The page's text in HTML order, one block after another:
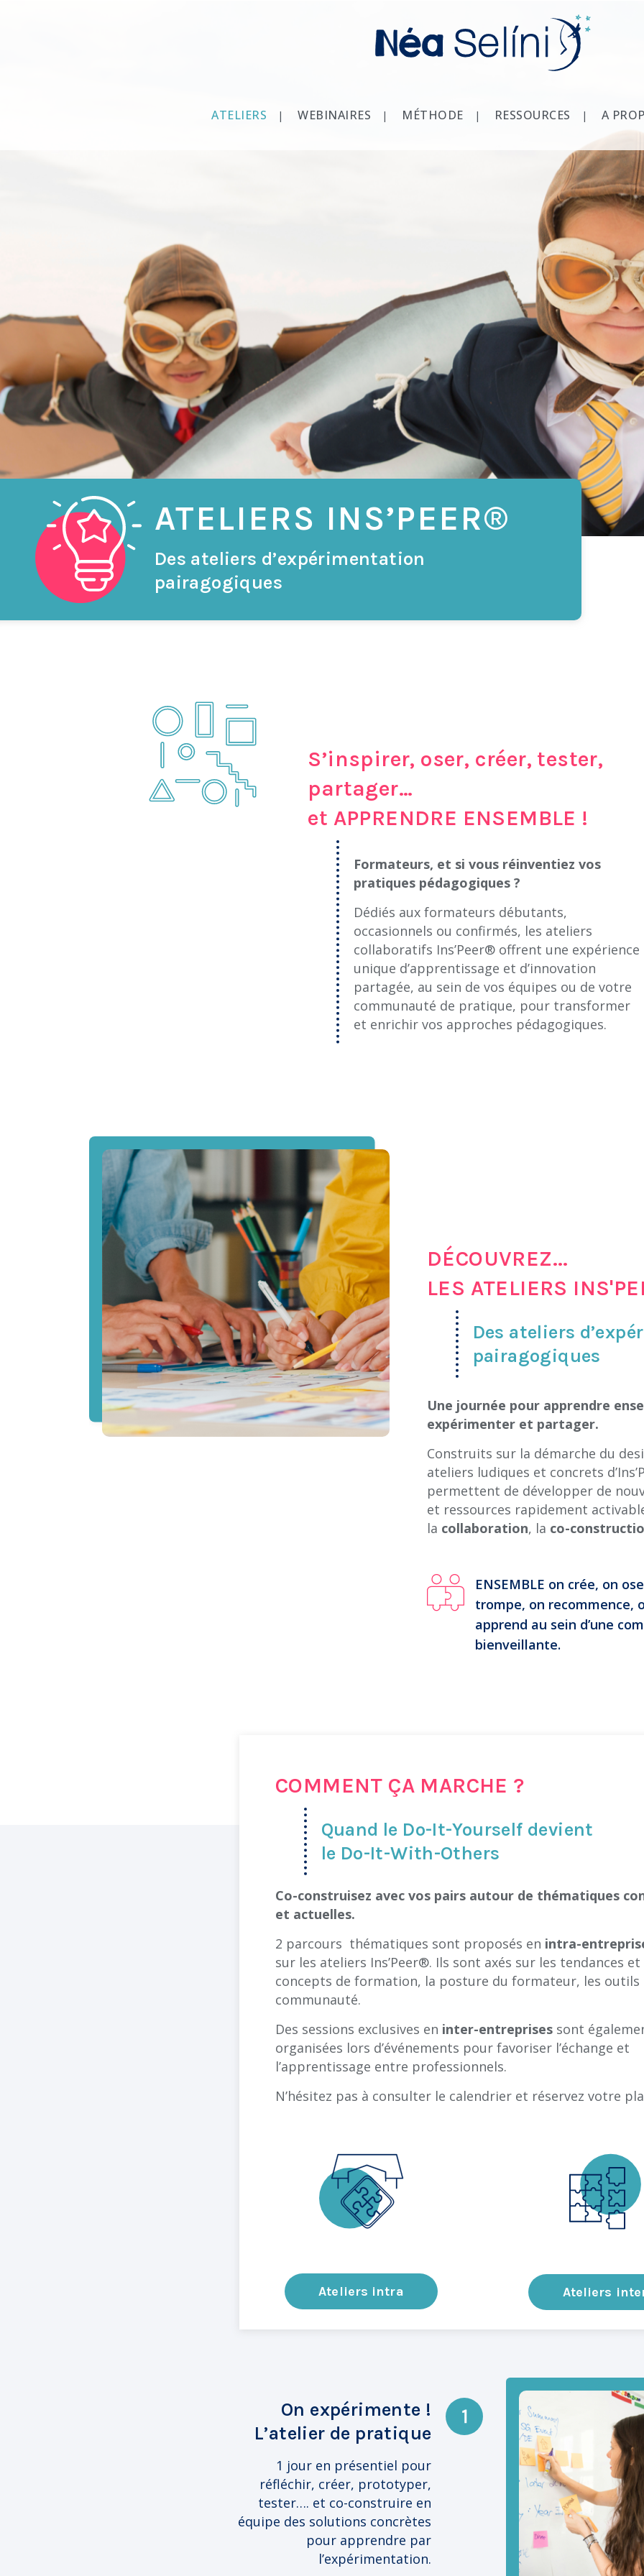
ATELIERS WEBINAIRES MÉTHODE RESSOURCES A
ATELIERS INS’PEER®
Des ateliers d’expérimentation
pairagogiques
S’inspirer, oser, créer, tester,
partager…
et APPRENDRE ENSEMBLE !
Formateurs, et si vous réinventiez vos
pratiques pédagogiques ?
Dédiés aux formateurs débutants,
occasionnels ou confirmés, les ateliers
collaboratifs Ins’Peer® offrent une expérience
unique d’apprentissage et d’innovation
partagée, au sein de vos équipes ou de votre
communauté de pratique, pour transformer
et enrichir vos approches pédagogiques.
DÉCOUVREZ...
LES ATELIERS
Des ateliers
pairagogiques
Une journée pour apprendre
expérimenter et partager.
Construits sur la démarche du
ateliers ludiques et concrets
permettent de développer de
et ressources rapidement
la collaboration, la co-
ENSEMBLE on crée, on
trompe, on recommence,
apprend au sein d’une
bienveillante.
COMMENT ÇA MARCHE ?
Quand le Do-It-Yourself devient
le Do-It-With-Others
Co-construisez avec vos pairs autour de thématiques
et actuelles.
2 parcours thématiques sont proposés en intra-
sur les ateliers Ins’Peer®. Ils sont axés sur les tendances et
concepts de formation, la posture du formateur, les outils
communauté.
Des sessions exclusives en inter-entreprises sont
organisées lors d’événements pour favoriser l’échange et
l’apprentissage entre professionnels.
N’hésitez pas à consulter le calendrier et réservez votre
Ateliers intra Ateliers
On expérimente !
L’atelier de pratique
1 jour en présentiel pour
réfléchir, créer, prototyper,
tester…. et co-construire en
équipe des solutions concrètes
pour apprendre par
l’expérimentation.